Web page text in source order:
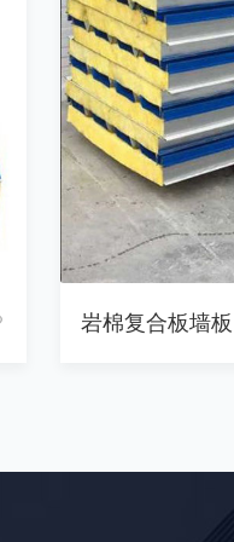
岩棉复合板墙板